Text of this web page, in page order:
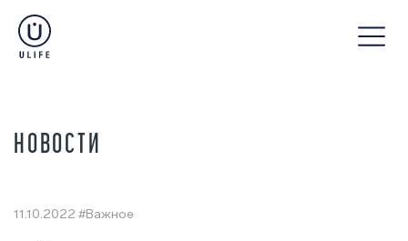
НОВОСТИ
11.10.2022 #Важное